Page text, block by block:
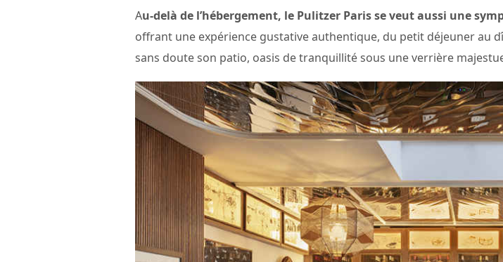
Au-delà de l’hébergement, le Pulitzer Paris se veut aussi une
offrant une expérience gustative authentique, du petit déjeuner au
sans doute son patio, oasis de tranquillité sous une verrière